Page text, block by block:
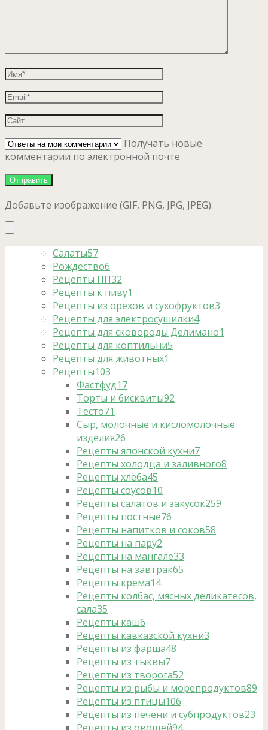
Получать новые
комментарии по электронной почте
Добавьте изображение (GIF, PNG, JPG, JPEG):
Салаты57
Рождество6
Рецепты ПП32
Рецепты к пиву1
Рецепты из орехов и сухофруктов3
Рецепты для электросушилки4
Рецепты для сковороды Делимано1
Рецепты для коптильни5
Рецепты для животных1
Рецепты103
Фастфуд17
Торты и бисквиты92
Тесто71
Сыр, молочные и кисломолочные
изделия26
Рецепты японской кухни7
Рецепты холодца и заливного8
Рецепты хлеба45
Рецепты соусов10
Рецепты салатов и закусок259
Рецепты постные76
Рецепты напитков и соков58
Рецепты на пару2
Рецепты на мангале33
Рецепты на завтрак65
Рецепты крема14
Рецепты колбас, мясных деликатесов,
сала35
Рецепты каш6
Рецепты кавказской кухни3
Рецепты из фарша48
Рецепты из тыквы7
Рецепты из творога52
Рецепты из рыбы и морепродуктов89
Рецепты из птицы106
Рецепты из печени и субпродуктов23